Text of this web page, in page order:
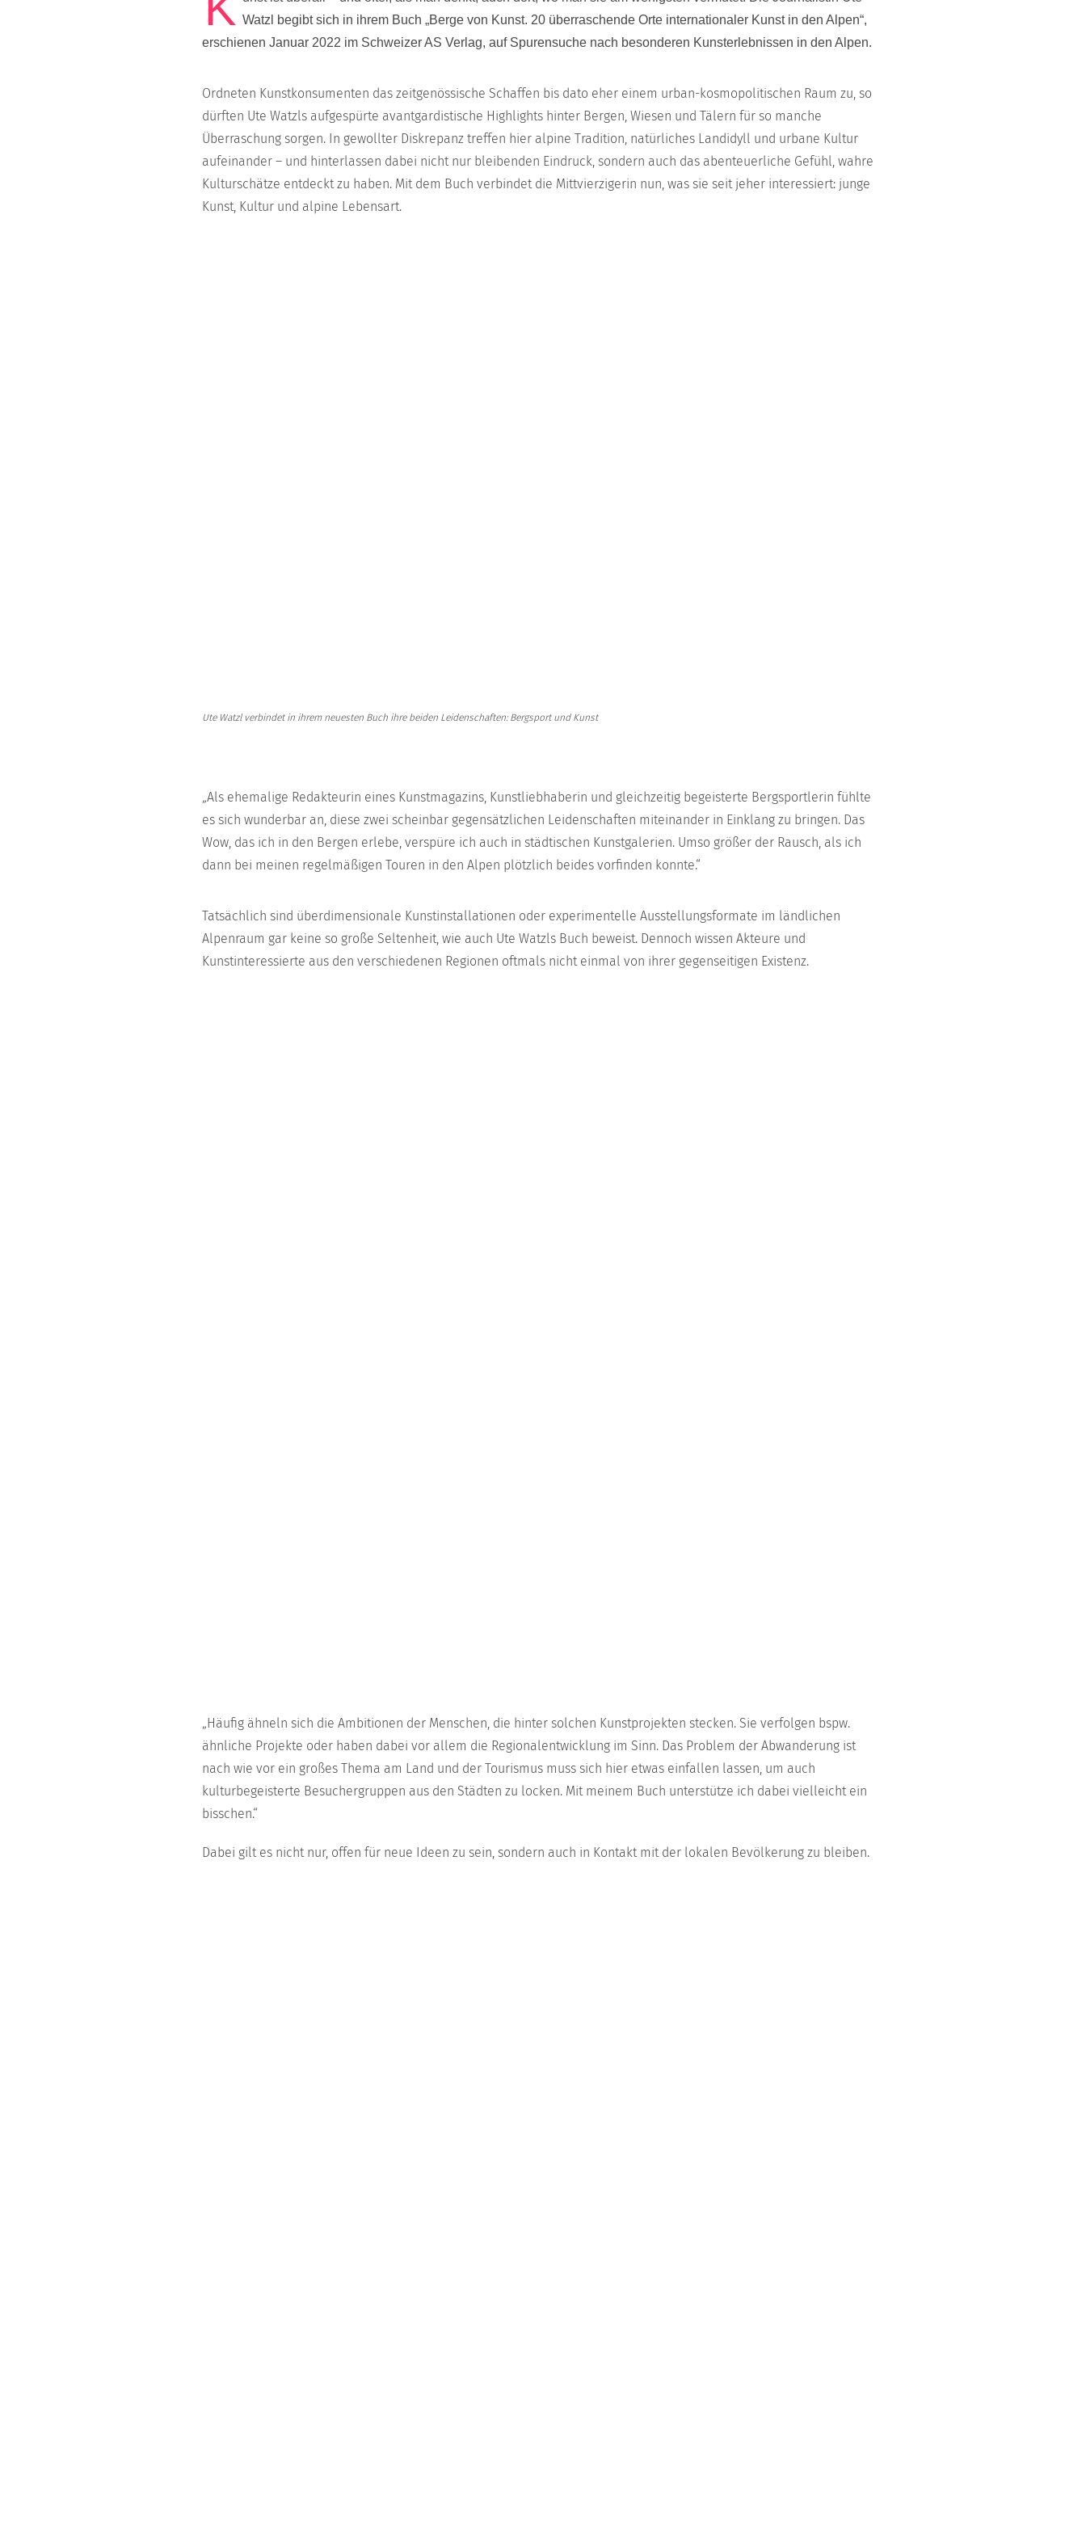
Watzl begibt sich in ihrem Buch „Berge von Kunst. 20 überraschende Orte internationaler Kunst in den Alpen“,
erschienen Januar 2022 im Schweizer AS Verlag, auf Spurensuche nach besonderen Kunsterlebnissen in den Alpen.
Ordneten Kunstkonsumenten das zeitgenössische Schaffen bis dato eher einem urban-kosmopolitischen Raum zu, so
dürften Ute Watzls aufgespürte avantgardistische Highlights hinter Bergen, Wiesen und Tälern für so manche
Überraschung sorgen. In gewollter Diskrepanz treffen hier alpine Tradition, natürliches Landidyll und urbane Kultur
aufeinander – und hinterlassen dabei nicht nur bleibenden Eindruck, sondern auch das abenteuerliche Gefühl, wahre
Kulturschätze entdeckt zu haben. Mit dem Buch verbindet die Mittvierzigerin nun, was sie seit jeher interessiert: junge
Kunst, Kultur und alpine Lebensart.
Ute Watzl verbindet in ihrem neuesten Buch ihre beiden Leidenschaften: Bergsport und Kunst
„Als ehemalige Redakteurin eines Kunstmagazins, Kunstliebhaberin und gleichzeitig begeisterte Bergsportlerin fühlte
es sich wunderbar an, diese zwei scheinbar gegensätzlichen Leidenschaften miteinander in Einklang zu bringen. Das
Wow, das ich in den Bergen erlebe, verspüre ich auch in städtischen Kunstgalerien. Umso größer der Rausch, als ich
dann bei meinen regelmäßigen Touren in den Alpen plötzlich beides vorfinden konnte.“
Tatsächlich sind überdimensionale Kunstinstallationen oder experimentelle Ausstellungsformate im ländlichen
Alpenraum gar keine so große Seltenheit, wie auch Ute Watzls Buch beweist. Dennoch wissen Akteure und
Kunstinteressierte aus den verschiedenen Regionen oftmals nicht einmal von ihrer gegenseitigen Existenz.
„Häufig ähneln sich die Ambitionen der Menschen, die hinter solchen Kunstprojekten stecken. Sie verfolgen bspw.
ähnliche Projekte oder haben dabei vor allem die Regionalentwicklung im Sinn. Das Problem der Abwanderung ist
nach wie vor ein großes Thema am Land und der Tourismus muss sich hier etwas einfallen lassen, um auch
kulturbegeisterte Besuchergruppen aus den Städten zu locken. Mit meinem Buch unterstütze ich dabei vielleicht ein
bisschen.“
Dabei gilt es nicht nur, offen für neue Ideen zu sein, sondern auch in Kontakt mit der lokalen Bevölkerung zu bleiben.